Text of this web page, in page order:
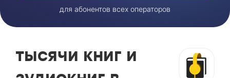
для абонентов всех операторов
тысячи книг и